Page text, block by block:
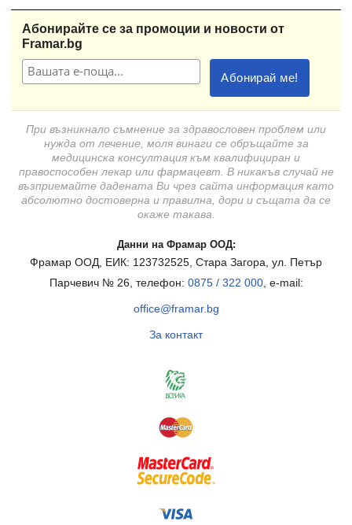
Абонирайте се за промоции и новости от
Framar.bg
При възникнало съмнение за здравословен проблем или
нужда от лечение, моля винаги се обръщайте за
медицинска консултация към квалифициран и
правоспособен лекар или фармацевт. В никакъв случай не
възприемайте дадената Ви чрез сайта информация като
абсолютно достоверна и правилна, дори и същата да се
окаже такава.
Данни на Фрамар ООД:
Фрамар ООД, ЕИК: 123732525, Стара Загора, ул. Петър
Парчевич № 26, телефон: 0875 / 322 000, e-mail:
office@framar.bg
За контакт